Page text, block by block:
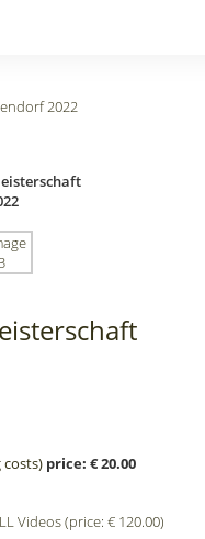
2022
costs) price: € 20.00
Videos (price: € 120.00)